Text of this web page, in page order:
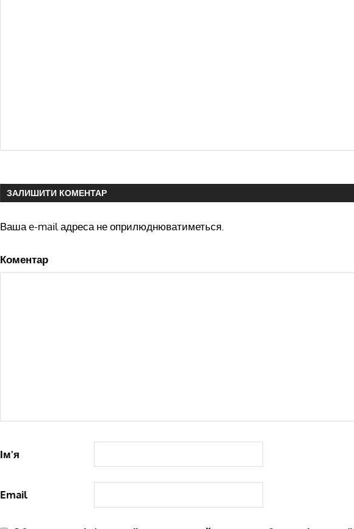
ЗАЛИШИТИ КОМЕНТАР
Ваша e-mail адреса не оприлюднюватиметься.
Коментар
Ім'я
Email